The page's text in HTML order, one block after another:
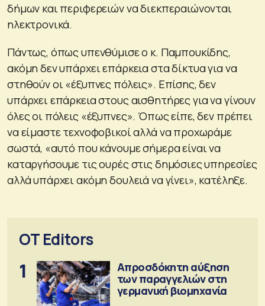
δήμων και περιφερειών να διεκπεραιώνονται
ηλεκτρονικά.
Πάντως, όπως υπενθύμισε ο κ. Παμπουκίδης,
ακόμη δεν υπάρχει επάρκεια στα δίκτυα για να
στηθούν οι «έξυπνες πόλεις». Επίσης, δεν
υπάρχει επάρκεια στους αισθητήρες για να γίνουν
όλες οι πόλεις «έξυπνες». Όπως είπε, δεν πρέπει
να είμαστε τεχνοφοβικοί αλλά να προχωράμε
σωστά, «αυτό που κάνουμε σήμερα είναι να
καταργήσουμε τις ουρές στις δημόσιες υπηρεσίες
αλλά υπάρχει ακόμη δουλειά να γίνει», κατέληξε.
OT Editors
1
Απροσδόκητη αύξηση
των παραγγελιών στη
γερμανική βιομηχανία